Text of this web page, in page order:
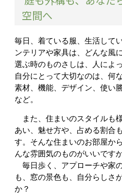
空間へ
毎日、着ている服、生活して
ンテリアや家具は、どんな風
選ぶ時のものさしは、人によ
自分にとって大切なのは、何
素材、機能、デザイン、使い
など。
また、住まいのスタイルも
あい、魅せ方や、占める割合
す。そんな住まいのお部屋か
んな雰囲気のものがいいです
毎日歩く、アプローチや家
も、窓の景色も、自分らしさ
か？